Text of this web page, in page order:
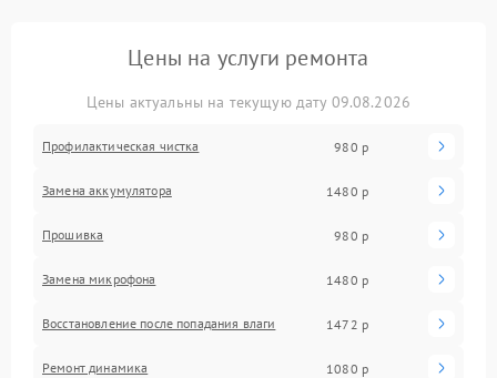
Цены на услуги ремонта
Цены актуальны на текущую дату 09.08.2026
Профилактическая чистка 980 р
Замена аккумулятора 1480 р
Прошивка 980 р
Замена микрофона 1480 р
Восстановление после попадания влаги 1472 р
Ремонт динамика 1080 р